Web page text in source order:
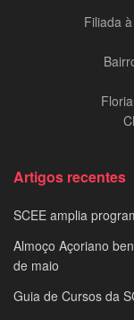
Filiada
Artigos recentes
SCEE amplia
Almoço Açoriano
de maio
Guia de Cursos da